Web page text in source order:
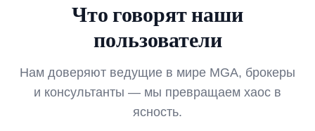
Что говорят наши
пользователи
Нам доверяют ведущие в мире MGA, брокеры
и консультанты — мы превращаем хаос в
ясность.